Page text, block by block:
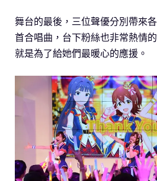
舞台的最後，三位聲優分別帶來
首合唱曲，台下粉絲也非常熱情
就是為了給她們最暖心的應援。